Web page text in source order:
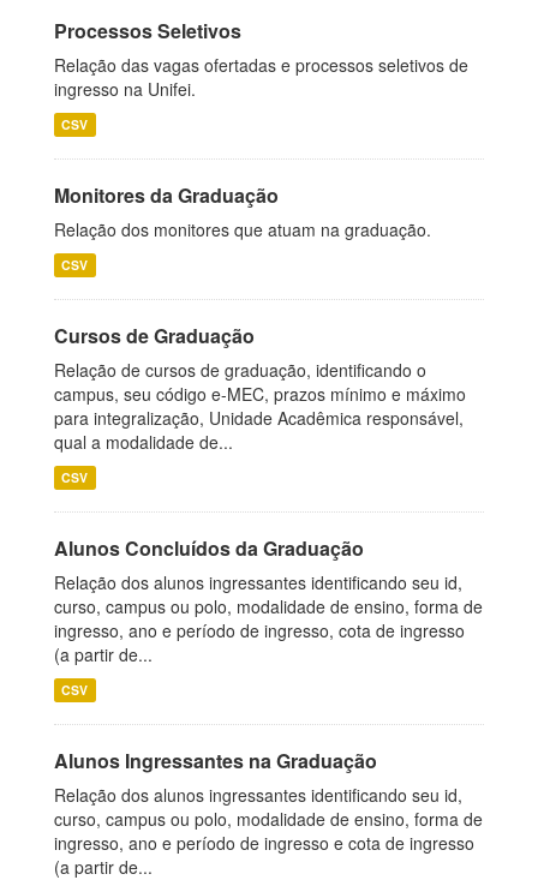
Processos Seletivos
Relação das vagas ofertadas e processos seletivos de
ingresso na Unifei.
CSV
Monitores da Graduação
Relação dos monitores que atuam na graduação.
CSV
Cursos de Graduação
Relação de cursos de graduação, identificando o
campus, seu código e-MEC, prazos mínimo e máximo
para integralização, Unidade Acadêmica responsável,
qual a modalidade de...
CSV
Alunos Concluídos da Graduação
Relação dos alunos ingressantes identificando seu id,
curso, campus ou polo, modalidade de ensino, forma de
ingresso, ano e período de ingresso, cota de ingresso
(a partir de...
CSV
Alunos Ingressantes na Graduação
Relação dos alunos ingressantes identificando seu id,
curso, campus ou polo, modalidade de ensino, forma de
ingresso, ano e período de ingresso e cota de ingresso
(a partir de...